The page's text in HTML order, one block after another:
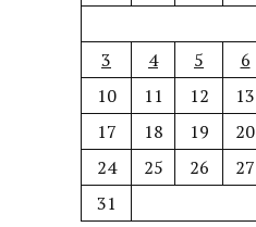
3
4 5 6
10
11 12 13
17
18 19 20
24
25 26 27
31